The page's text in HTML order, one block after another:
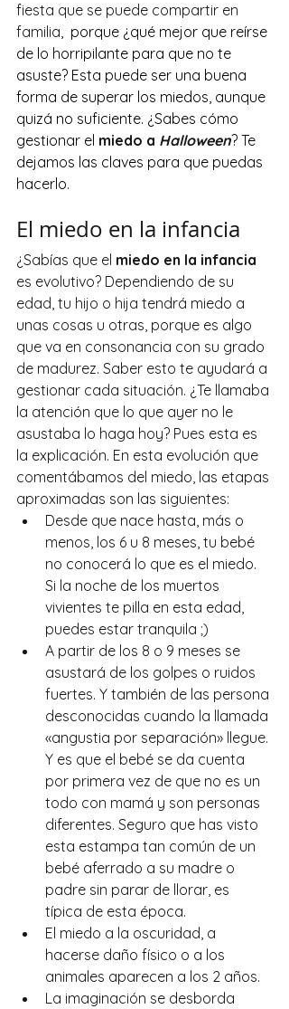
fiesta que se puede compartir en
familia,  porque ¿qué mejor que reírse
de lo horripilante para que no te
asuste? Esta puede ser una buena
forma de superar los miedos, aunque
quizá no suficiente. ¿Sabes cómo
gestionar el miedo a Halloween? Te
dejamos las claves para que puedas
hacerlo.
El miedo en la infancia
¿Sabías que el miedo en la infancia
es evolutivo? Dependiendo de su
edad, tu hijo o hija tendrá miedo a
unas cosas u otras, porque es algo
que va en consonancia con su grado
de madurez. Saber esto te ayudará a
gestionar cada situación. ¿Te llamaba
la atención que lo que ayer no le
asustaba lo haga hoy? Pues esta es
la explicación. En esta evolución que
comentábamos del miedo, las etapas
aproximadas son las siguientes:
Desde que nace hasta, más o
menos, los 6 u 8 meses, tu bebé
no conocerá lo que es el miedo.
Si la noche de los muertos
vivientes te pilla en esta edad,
puedes estar tranquila ;)
A partir de los 8 o 9 meses se
asustará de los golpes o ruidos
fuertes. Y también de las persona
desconocidas cuando la llamada
«angustia por separación» llegue.
Y es que el bebé se da cuenta
por primera vez de que no es un
todo con mamá y son personas
diferentes. Seguro que has visto
esta estampa tan común de un
bebé aferrado a su madre o
padre sin parar de llorar, es
típica de esta época.
El miedo a la oscuridad, a
hacerse daño físico o a los
animales aparecen a los 2 años.
La imaginación se desborda